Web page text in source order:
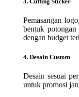
Pemasangan
bentuk
dengan budget
4. Desain Custom
Desain sesuai
untuk promosi